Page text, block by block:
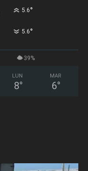
5.6°
5.6°
39%
LUN
8°
MAR
6°